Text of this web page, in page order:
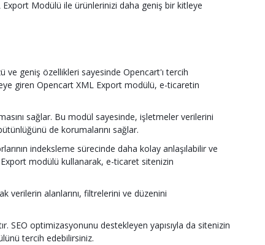
Modülü ile ürünlerinizi daha geniş bir kitleye
ve geniş özellikleri sayesinde Opencart'ı tercih
giren Opencart XML Export modülü, e-ticaretin
sağlar. Bu modül sayesinde, işletmeler verilerini
de korumalarını sağlar.
indeksleme sürecinde daha kolay anlaşılabilir ve
Export modülü kullanarak, e-ticaret sitenizin
verilerin alanlarını, filtrelerini ve düzenini
optimizasyonunu destekleyen yapısıyla da sitenizin
tercih edebilirsiniz.